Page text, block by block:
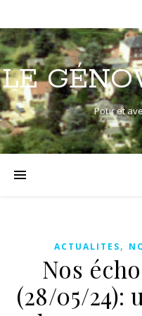
LE
Pour et
ACTUALITES,
Nos
(28/05/24):